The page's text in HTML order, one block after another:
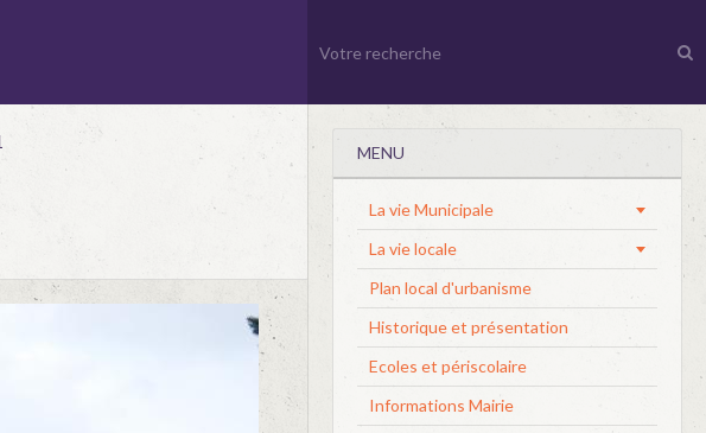
MENU
La vie Municipale
La vie locale
Plan local d'urbanisme
Historique et présentation
Ecoles et périscolaire
Informations Mairie